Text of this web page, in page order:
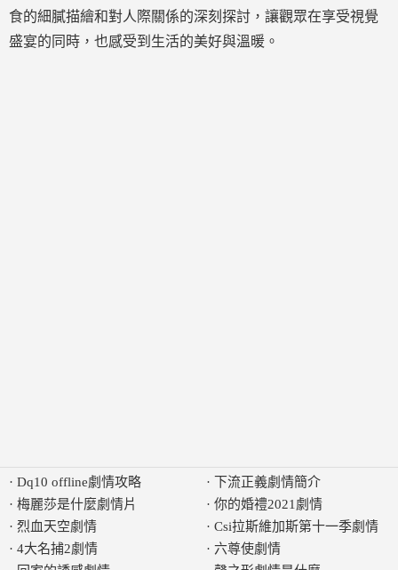
食的細膩描繪和對人際關係的深刻探討，讓觀眾在享受視覺
盛宴的同時，也感受到生活的美好與溫暖。
· Dq10 offline劇情攻略
· 梅麗莎是什麼劇情片
· 烈血天空劇情
· 4大名捕2劇情
· 下流正義劇情簡介
· 你的婚禮2021劇情
· Csi拉斯維加斯第十一季劇情
· 六尊使劇情